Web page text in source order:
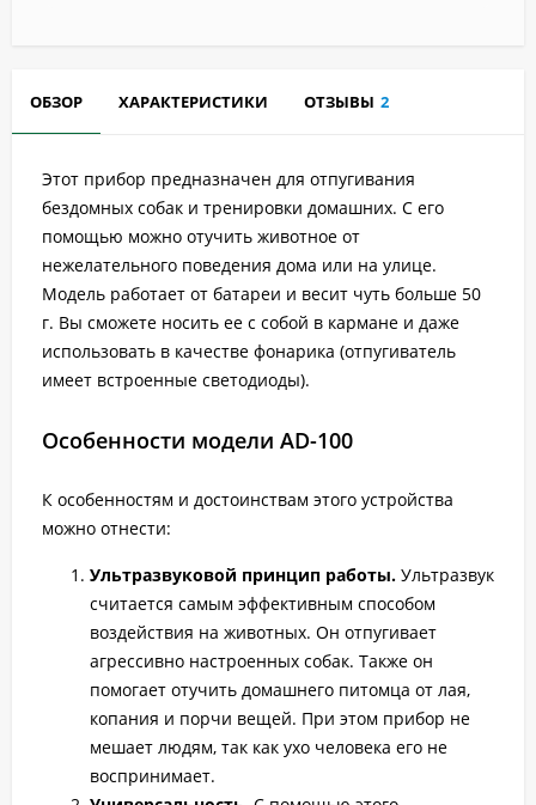
ОБЗОР ХАРАКТЕРИСТИКИ ОТЗЫВЫ 2
Этот прибор предназначен для отпугивания
бездомных собак и тренировки домашних. С его
помощью можно отучить животное от
нежелательного поведения дома или на улице.
Модель работает от батареи и весит чуть больше 50
г. Вы сможете носить ее с собой в кармане и даже
использовать в качестве фонарика (отпугиватель
имеет встроенные светодиоды).
Особенности модели AD-100
К особенностям и достоинствам этого устройства
можно отнести:
Ультразвуковой принцип работы. Ультразвук
считается самым эффективным способом
воздействия на животных. Он отпугивает
агрессивно настроенных собак. Также он
помогает отучить домашнего питомца от лая,
копания и порчи вещей. При этом прибор не
мешает людям, так как ухо человека его не
воспринимает.